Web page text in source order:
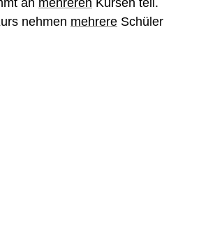
an mehreren Kursen teil.
nehmen mehrere Schüler